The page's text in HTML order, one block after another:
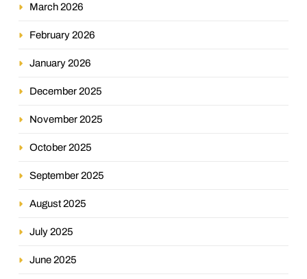
March 2026
February 2026
January 2026
December 2025
November 2025
October 2025
September 2025
August 2025
July 2025
June 2025